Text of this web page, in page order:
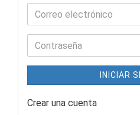
INICIAR
Crear una cuenta